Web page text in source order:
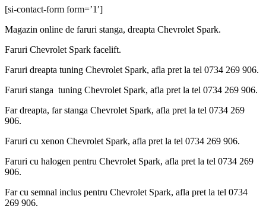
[si-contact-form form=’1′]
Magazin online de faruri stanga, dreapta Chevrolet Spark.
Faruri Chevrolet Spark facelift.
Faruri dreapta tuning Chevrolet Spark, afla pret la tel 0734 269 906.
Faruri stanga tuning Chevrolet Spark, afla pret la tel 0734 269 906.
Far dreapta, far stanga Chevrolet Spark, afla pret la tel 0734 269
906.
Faruri cu xenon Chevrolet Spark, afla pret la tel 0734 269 906.
Faruri cu halogen pentru Chevrolet Spark, afla pret la tel 0734 269
906.
Far cu semnal inclus pentru Chevrolet Spark, afla pret la tel 0734
269 906.